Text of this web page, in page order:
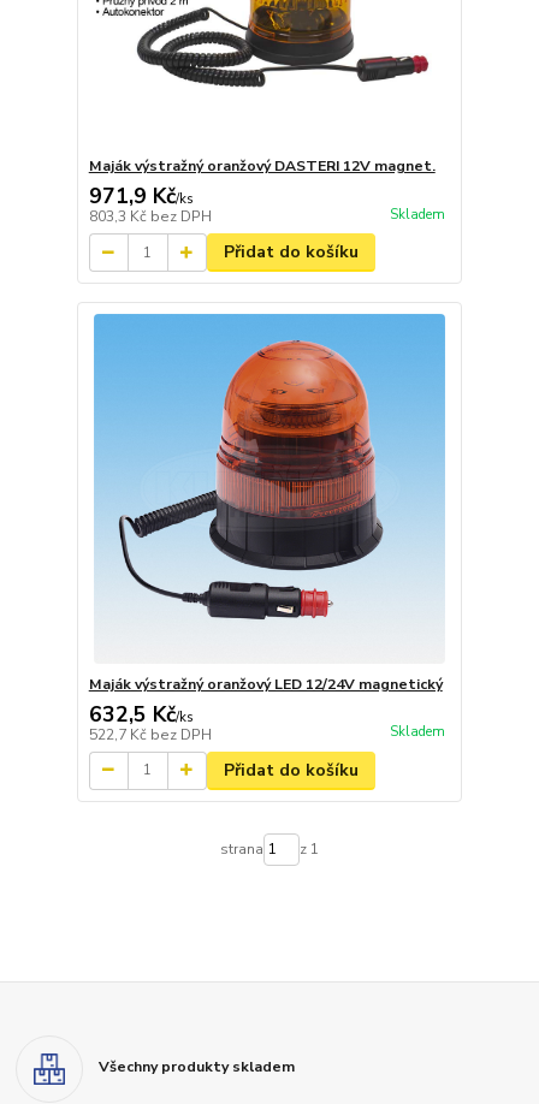
Maják výstražný oranžový DASTERI 12V magnet.
971,9 Kč/ks
803,3 Kč bez DPH Skladem
Přidat do košíku
Maják výstražný oranžový LED 12/24V magnetický
632,5 Kč/ks
522,7 Kč bez DPH Skladem
Přidat do košíku
strana z 1
Všechny produkty skladem